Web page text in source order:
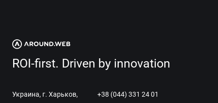
ROI-first. Driven by innovation
Украина, г. Харьков,
+38 (044) 331 24 01